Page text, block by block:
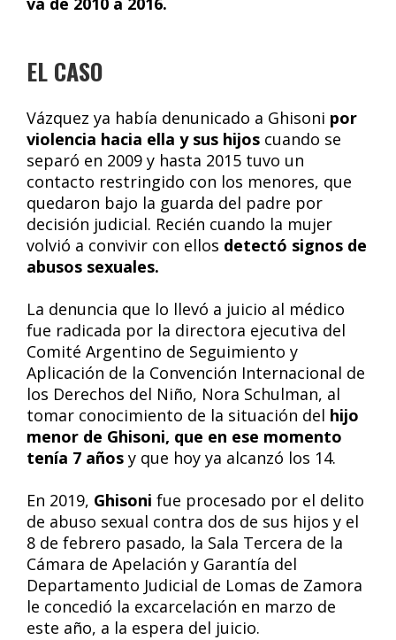
EL CASO
Vázquez ya había denunicado a Ghisoni por
violencia hacia ella y sus hijos cuando se
separó en 2009 y hasta 2015 tuvo un
contacto restringido con los menores, que
quedaron bajo la guarda del padre por
decisión judicial. Recién cuando la mujer
volvió a convivir con ellos detectó signos de
abusos sexuales.
La denuncia que lo llevó a juicio al médico
fue radicada por la directora ejecutiva del
Comité Argentino de Seguimiento y
Aplicación de la Convención Internacional de
los Derechos del Niño, Nora Schulman, al
tomar conocimiento de la situación del hijo
menor de Ghisoni, que en ese momento
tenía 7 años y que hoy ya alcanzó los 14.
En 2019, Ghisoni fue procesado por el delito
de abuso sexual contra dos de sus hijos y el
8 de febrero pasado, la Sala Tercera de la
Cámara de Apelación y Garantía del
Departamento Judicial de Lomas de Zamora
le concedió la excarcelación en marzo de
este año, a la espera del juicio.